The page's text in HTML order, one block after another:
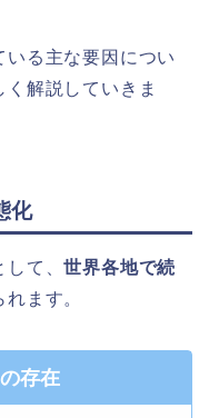
いる主な要因につい
解説していきま
化
して、世界各地で続
ます。
存在